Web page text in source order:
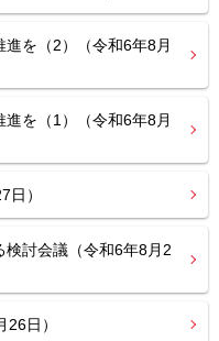
を（2）（令和6年8月
を（1）（令和6年8月
日）
検討会議（令和6年8月2
日）